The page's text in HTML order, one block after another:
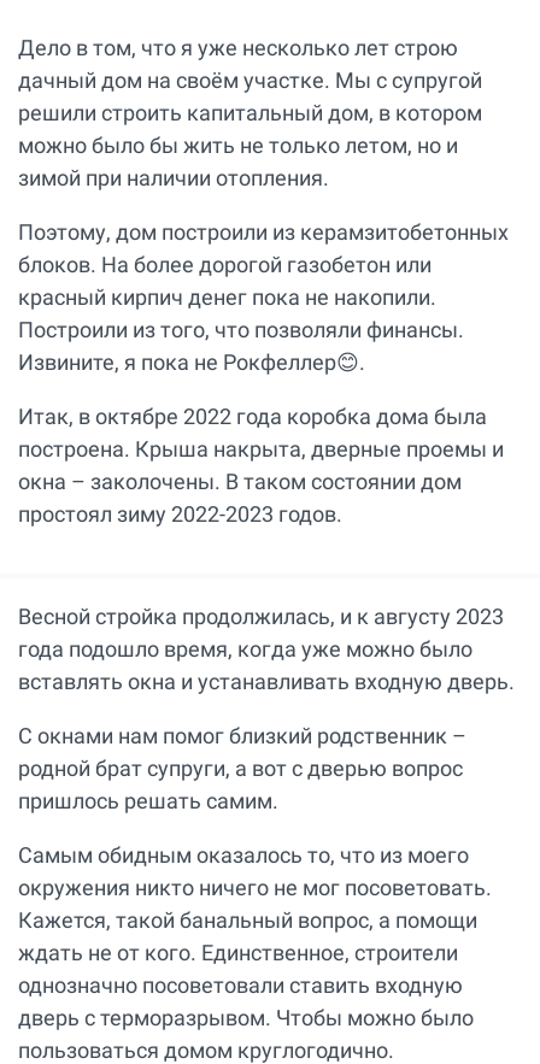
Дело в том, что я уже несколько лет строю
дачный дом на своём участке. Мы с супругой
решили строить капитальный дом, в котором
можно было бы жить не только летом, но и
зимой при наличии отопления.
Поэтому, дом построили из керамзитобетонных
блоков. На более дорогой газобетон или
красный кирпич денег пока не накопили.
Построили из того, что позволяли финансы.
Извините, я пока не Рокфеллер😊.
Итак, в октябре 2022 года коробка дома была
построена. Крыша накрыта, дверные проемы и
окна – заколочены. В таком состоянии дом
простоял зиму 2022-2023 годов.
Весной стройка продолжилась, и к августу 2023
года подошло время, когда уже можно было
вставлять окна и устанавливать входную дверь.
С окнами нам помог близкий родственник –
родной брат супруги, а вот с дверью вопрос
пришлось решать самим.
Самым обидным оказалось то, что из моего
окружения никто ничего не мог посоветовать.
Кажется, такой банальный вопрос, а помощи
ждать не от кого. Единственное, строители
однозначно посоветовали ставить входную
дверь с терморазрывом. Чтобы можно было
пользоваться домом круглогодично.